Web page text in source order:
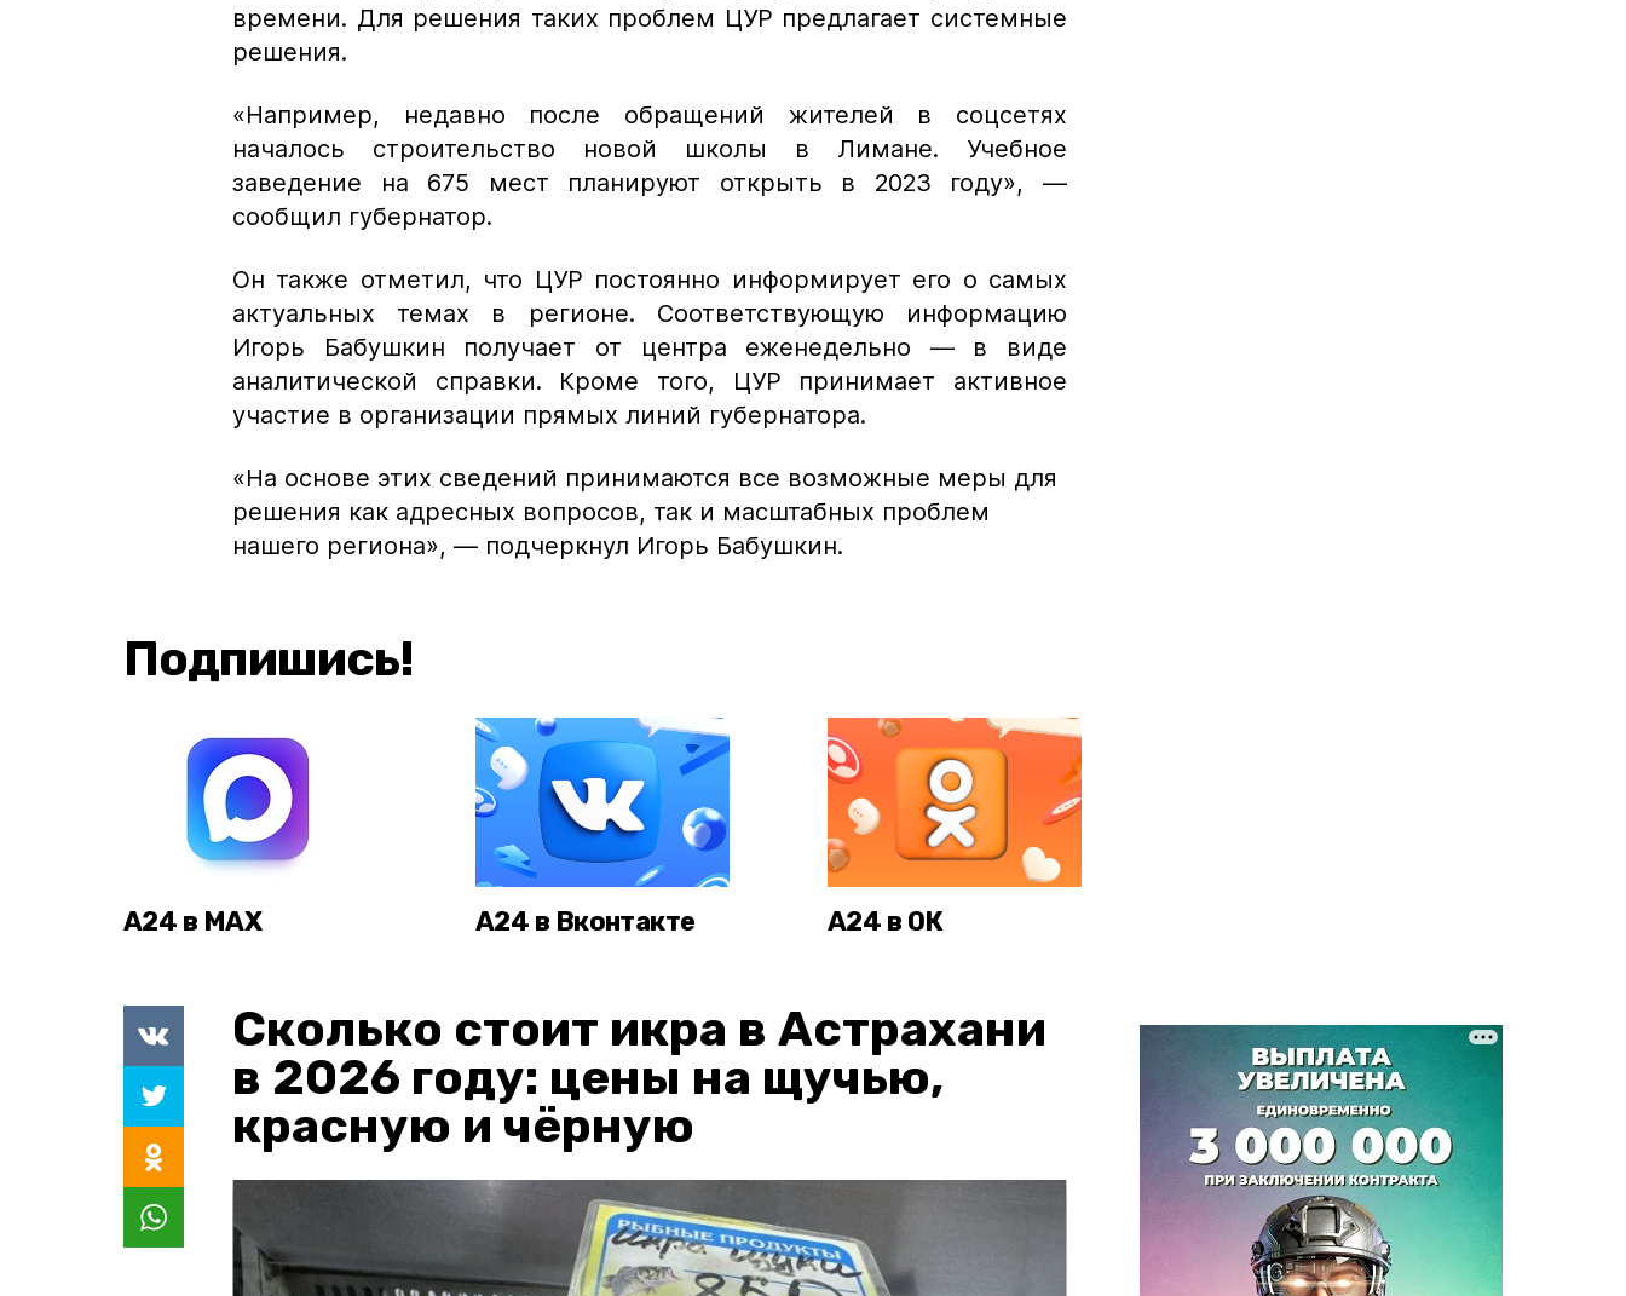
времени. Для решения таких проблем ЦУР предлагает системные
решения.
«Например, недавно после обращений жителей в соцсетях
началось строительство новой школы в Лимане. Учебное
заведение на 675 мест планируют открыть в 2023 году», —
сообщил губернатор.
Он также отметил, что ЦУР постоянно информирует его о самых
актуальных темах в регионе. Соответствующую информацию
Игорь Бабушкин получает от центра еженедельно — в виде
аналитической справки. Кроме того, ЦУР принимает активное
участие в организации прямых линий губернатора.
«На основе этих сведений принимаются все возможные меры для
решения как адресных вопросов, так и масштабных проблем
нашего региона», — подчеркнул Игорь Бабушкин.
Подпишись!
А24 в MAX А24 в Вконтакте А24 в ОК
Сколько стоит икра в Астрахани
в 2026 году: цены на щучью,
красную и чёрную